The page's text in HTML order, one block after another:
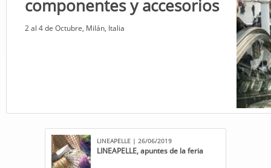
componentes y accesorios
2 al 4 de Octubre, ​Milán, Italia
LINEAPELLE | 26/06/2019
LINEAPELLE, apuntes de la feria